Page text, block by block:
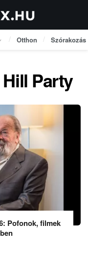
Otthon Szórakozás
Party
Pofonok, filmek